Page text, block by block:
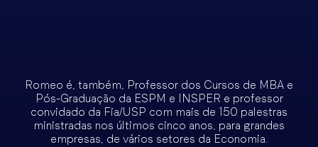
Romeo é, também, Professor dos Cursos de MBA e
Pós-Graduação da ESPM e INSPER e professor
convidado da Fia/USP com mais de 150 palestras
ministradas nos últimos cinco anos, para grandes
empresas, de vários setores da Economia.